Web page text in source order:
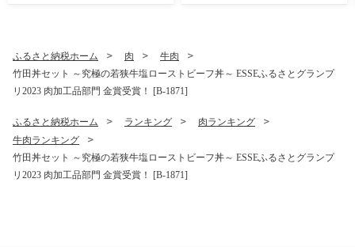
ト 贈答 贈り物 [B-20503]
ふるさと納税ホーム 肉
牛肉
竹田丼セット ～究極の若狭牛塩ローストビーフ丼～ ESSEふるさとグランプ
リ2023 肉加工品部門 金賞受賞！ [B-1871]
ふるさと納税ホーム ランキング
肉ランキング
牛肉ランキング
竹田丼セット ～究極の若狭牛塩ローストビーフ丼～ ESSEふるさとグランプ
リ2023 肉加工品部門 金賞受賞！ [B-1871]